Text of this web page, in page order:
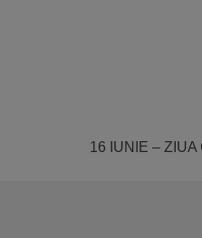
16 IUNIE – ZIUA